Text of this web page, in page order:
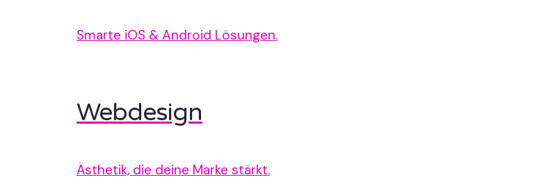
Smarte iOS & Android Lösungen.
Webdesign
Ästhetik, die deine Marke stärkt.